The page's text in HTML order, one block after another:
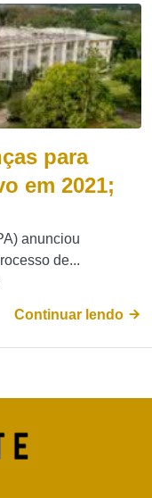
para
em 2021;
anunciou
de...
Continuar lendo